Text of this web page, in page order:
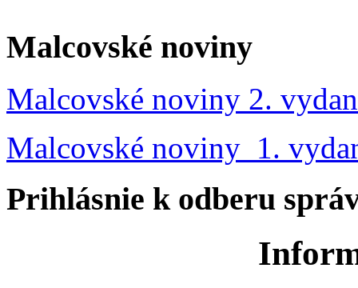
Malcovské noviny
Malcovské noviny 2.
Malcovské noviny 1.
Prihlásnie k odberu